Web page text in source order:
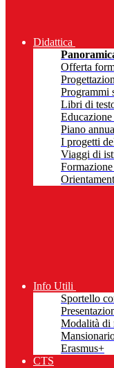
Didattica
Offerta
Programmi
Libri di
Piano
I progetti
Viaggi di
Info Utili
Sportello
Modalità di
Erasmus+
CTS